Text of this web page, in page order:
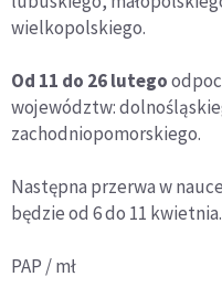
wielkopolskiego.
Od 11 do 26 lutego
województw:
zachodniopomorskiego.
Następna przerwa w
będzie od 6 do 11 kwietnia.
PAP / mł